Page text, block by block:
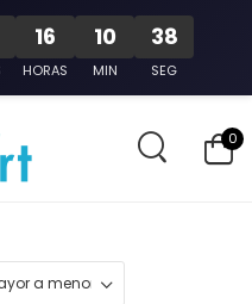
16
HORAS
10
MIN
38
SEG
0